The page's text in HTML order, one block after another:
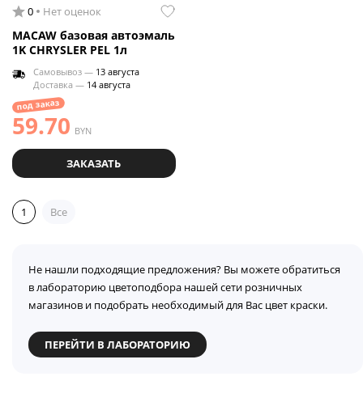
0 Нет оценок
MACAW базовая автоэмаль
1K CHRYSLER PEL 1л
Самовывоз — 13 августа
Доставка — 14 августа
под заказ
59.70 BYN
ЗАКАЗАТЬ
1 Все
Не нашли подходящие предложения? Вы можете обратиться
в лабораторию цветоподбора нашей сети розничных
магазинов и подобрать необходимый для Вас цвет краски.
ПЕРЕЙТИ В ЛАБОРАТОРИЮ